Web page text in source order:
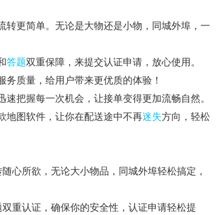
转更简单。无论是大物还是小物，同城外埠，一
答题双重保障，来提交认证申请，放心使用。
务质量，给用户带来更优质的体验！
速把握每一次机会，让接单变得更加流畅自然。
地图软件，让你在配送途中不再迷失方向，轻松
心所欲，无论大小物品，同城外埠轻松搞定，
重认证，确保你的安全性，认证申请轻松提